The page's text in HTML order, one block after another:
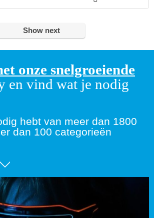
Show next
onze snelgroeiende
en vind wat je nodig
hebt van meer dan 1800
dan 100 categorieën